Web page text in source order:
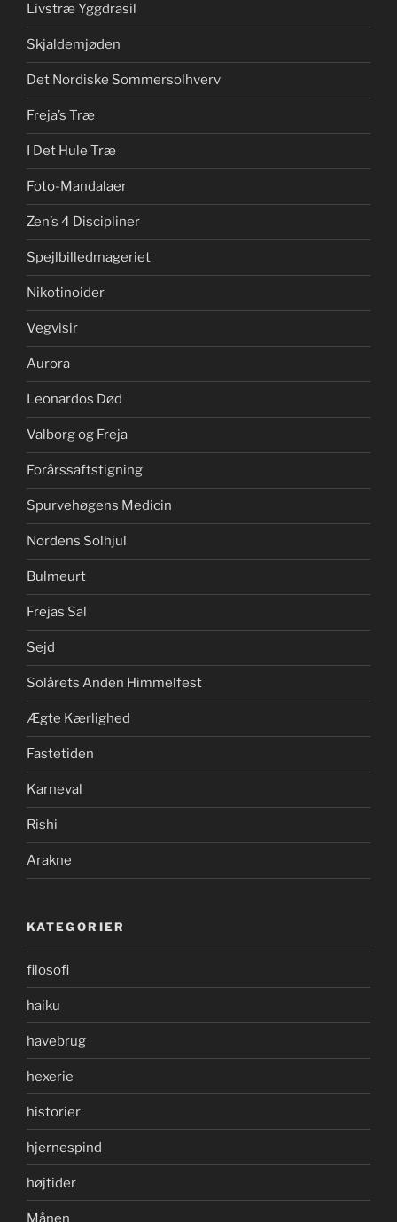
Livstræ Yggdrasil
Skjaldemjøden
Det Nordiske Sommersolhverv
Freja’s Træ
I Det Hule Træ
Foto-Mandalaer
Zen’s 4 Discipliner
Spejlbilledmageriet
Nikotinoider
Vegvisir
Aurora
Leonardos Død
Valborg og Freja
Forårssaftstigning
Spurvehøgens Medicin
Nordens Solhjul
Bulmeurt
Frejas Sal
Sejd
Solårets Anden Himmelfest
Ægte Kærlighed
Fastetiden
Karneval
Rishi
Arakne
KATEGORIER
filosofi
haiku
havebrug
hexerie
historier
hjernespind
højtider
Månen